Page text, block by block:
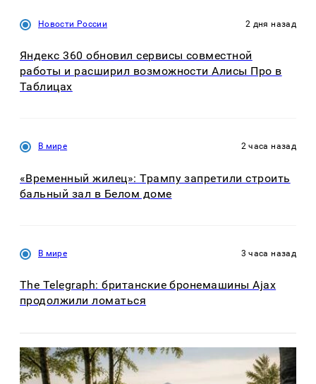
Новости России 2 дня назад
Яндекс 360 обновил сервисы совместной
работы и расширил возможности Алисы Про в
Таблицах
В мире 2 часа назад
«Временный жилец»: Трампу запретили строить
бальный зал в Белом доме
В мире 3 часа назад
The Telegraph: британские бронемашины Ajax
продолжили ломаться